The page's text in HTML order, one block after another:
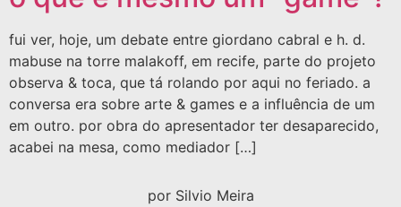
fui ver, hoje, um debate entre giordano cabral e h. d.
mabuse na torre malakoff, em recife, parte do projeto
observa & toca, que tá rolando por aqui no feriado. a
conversa era sobre arte & games e a influência de um
em outro. por obra do apresentador ter desaparecido,
acabei na mesa, como mediador […]
por Silvio Meira